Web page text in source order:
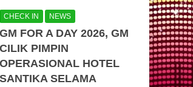
CHECK IN NEWS
GM FOR A DAY 2026, GM
CILIK PIMPIN
OPERASIONAL HOTEL
SANTIKA SELAMA